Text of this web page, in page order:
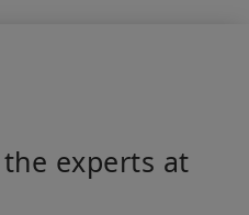
experts at